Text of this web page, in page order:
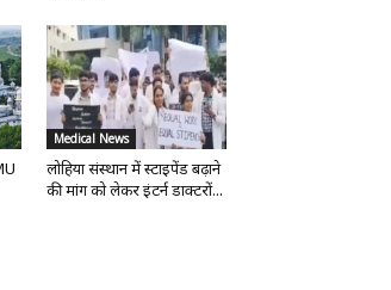
Medical News
लोहिया संस्थान में स्टाइपेंड बढ़ाने
की मांग को लेकर इंटर्न डाक्टरों...